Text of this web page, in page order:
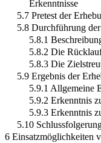
Erkenntnisse
5.7 Pretest der
5.8 Durchführung
5.8.1
5.8.2 Die
5.8.3 Die
5.9 Ergebnis der
5.9.1 Allgemeine
5.9.2 Erkenntnis
5.9.3 Erkenntnis
5.10
6 Einsatzmöglichkeiten